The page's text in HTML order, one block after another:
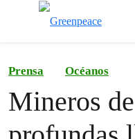
Prensa Océanos
Mineros